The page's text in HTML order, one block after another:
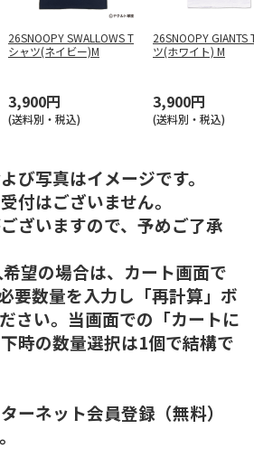
26SNOOPY SWALLOWS T
シャツ(ネイビー)M
3,900円
(送料別・税込)
26SNOOPY GIANTS
ツ(ホワイト) M
3,900円
(送料別・税込)
び写真はイメージです。
付はございません。
ざいますので、予めご了承
望の場合は、カート画面で
要数量を入力し「再計算」ボ
さい。当画面での「カートに
時の数量選択は1個で結構で
ーネット会員登録（無料）